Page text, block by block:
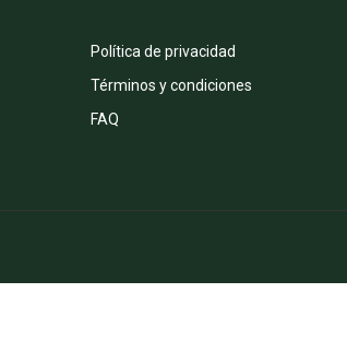
Política de privacidad
Términos y condiciones
FAQ